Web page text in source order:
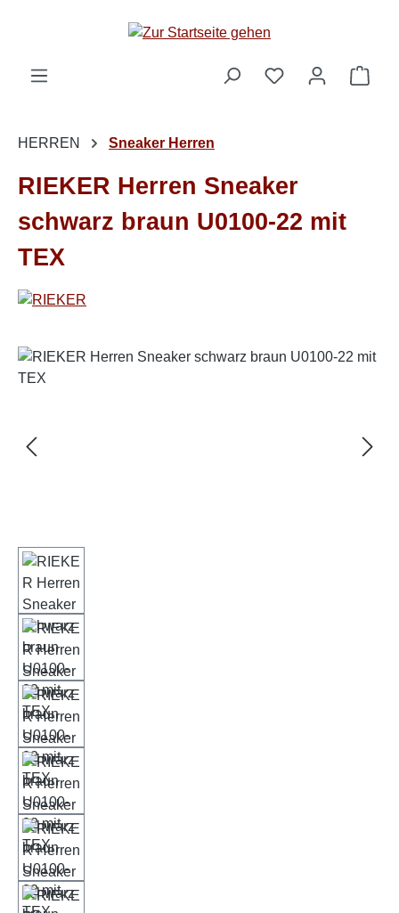
Zum Hauptinhalt springen
HERREN Sneaker Herren
RIEKER Herren Sneaker
schwarz braun U0100-22 mit
TEX
Bildergalerie überspringen